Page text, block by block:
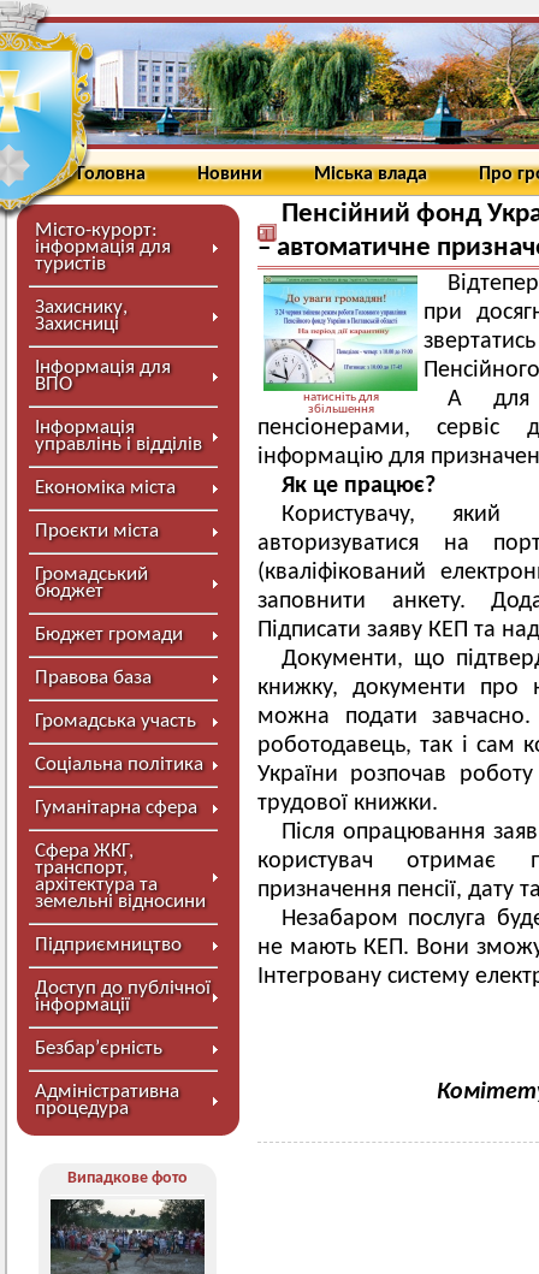
Головна Новини Міська влада Про
Місто-курорт:
інформація для
туристів
Захиснику,
Захисниці
Інформація для
ВПО
Інформація
управлінь і відділів
Економіка міста
Проєкти міста
Громадський
бюджет
Бюджет громади
Правова база
Громадська участь
Соціальна політика
Гуманітарна сфера
Сфера ЖКГ,
транспорт,
архітектура та
земельні відносини
Підприємництво
Доступ до публічної
інформації
Безбар’єрність
Адміністративна
процедура
Випадкове фото
Пенсійний фонд
– автоматичне
натисніть для
збільшення
при
А для
пенсіонерами, сервіс
інформацію для
Як це працює?
Користувачу,
авторизуватися на
(кваліфікований
заповнити анкету.
Підписати заяву КЕП та
Документи, що
книжку, документи про
можна подати
роботодавець, так і сам
України розпочав
трудової книжки.
Після опрацювання
користувач отримає
призначення пенсії, дату
Незабаром послуга
не мають КЕП. Вони
Інтегровану систему